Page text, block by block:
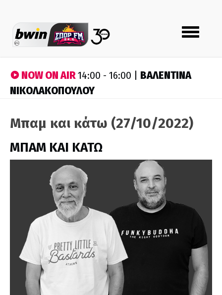
Toggle
navigation
NOW ON AIR14:00 - 16:00 | ΒΑΛΕΝΤΙΝΑ
ΝΙΚΟΛΑΚΟΠΟΥΛΟΥ
Μπαμ και κάτω (27/10/2022)
ΜΠΑΜ ΚΑΙ ΚΑΤΩ